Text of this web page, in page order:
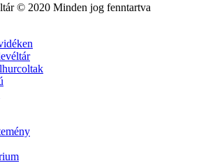
© 2020 Minden jog fenntartva